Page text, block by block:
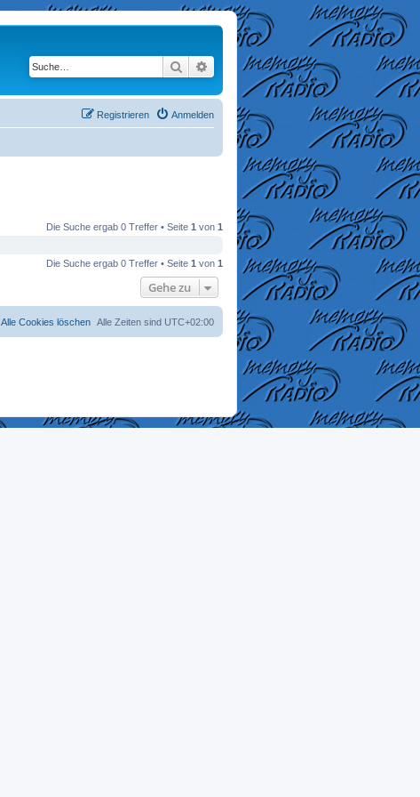
Suche Erweiterte Suche
Anmelden
Registrieren
Die Suche ergab 0 Treffer • Seite 1 von 1
Die Suche ergab 0 Treffer • Seite 1 von 1
Gehe zu
Alle Zeiten sind UTC+02:00
Alle Cookies löschen